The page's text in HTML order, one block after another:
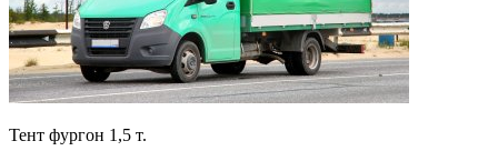
Тент фургон 1,5 т.